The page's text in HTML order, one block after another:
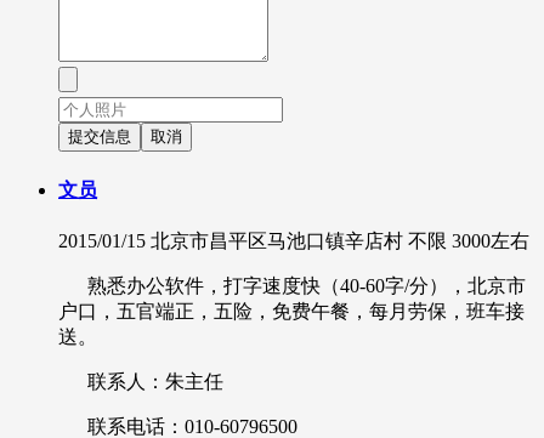
提交信息 取消
文员
2015/01/15 北京市昌平区马池口镇辛店村 不限 3000左右
熟悉办公软件，打字速度快（40-60字/分），北京市
户口，五官端正，五险，免费午餐，每月劳保，班车接
送。
联系人：朱主任
联系电话：010-60796500